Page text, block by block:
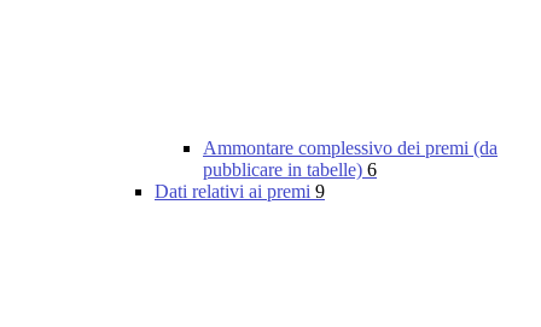
Ammontare complessivo dei premi (da
pubblicare in tabelle) 6
Dati relativi ai premi 9